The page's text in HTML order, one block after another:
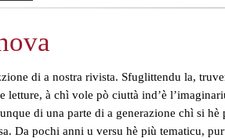
di a nostra rivista. Sfuglittendu la,
letture, à chì vole pò ciuttà ind’è
di una parte di a generazione chì si hè
Da pochi anni u versu hè più tematicu,